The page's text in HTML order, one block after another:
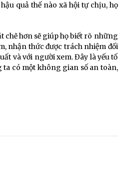
quả thế nào xã hội tự chịu, họ
chẽ hơn sẽ giúp họ biết rõ những
nhận thức được trách nhiệm đối
và với người xem. Đây là yếu tố
có một không gian số an toàn,